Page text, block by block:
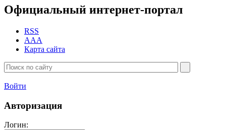
Официальный интернет-портал
RSS
AAA
Карта сайта
Войти
Авторизация
Логин: